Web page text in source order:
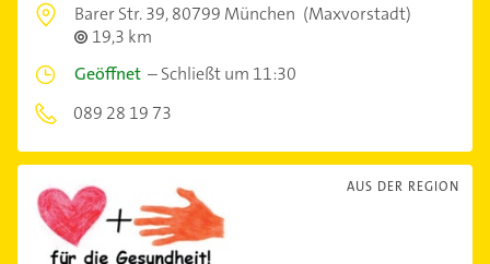
Barer Str. 39,80799 München (Maxvorstadt)
19,3 km
Geöffnet –Schließt um 11:30
089 28 19 73
AUS DER REGION